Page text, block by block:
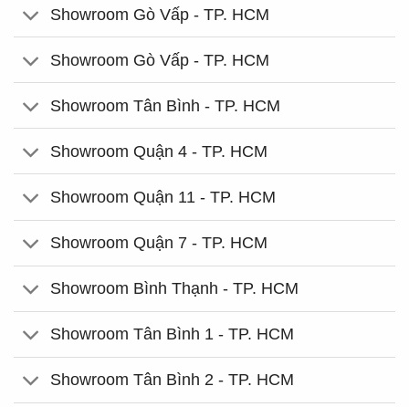
Showroom Gò Vấp - TP. HCM
Showroom Gò Vấp - TP. HCM
Showroom Tân Bình - TP. HCM
Showroom Quận 4 - TP. HCM
Showroom Quận 11 - TP. HCM
Showroom Quận 7 - TP. HCM
Showroom Bình Thạnh - TP. HCM
Showroom Tân Bình 1 - TP. HCM
Showroom Tân Bình 2 - TP. HCM